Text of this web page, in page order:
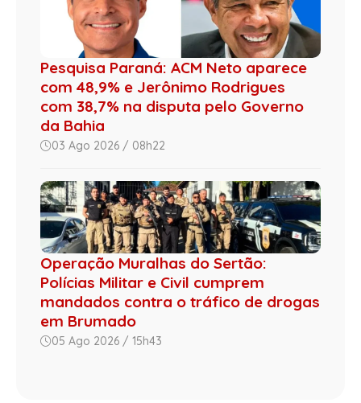
Pesquisa Paraná: ACM Neto aparece
com 48,9% e Jerônimo Rodrigues
com 38,7% na disputa pelo Governo
da Bahia
03 Ago 2026 / 08h22
Operação Muralhas do Sertão:
Polícias Militar e Civil cumprem
mandados contra o tráfico de drogas
em Brumado
05 Ago 2026 / 15h43